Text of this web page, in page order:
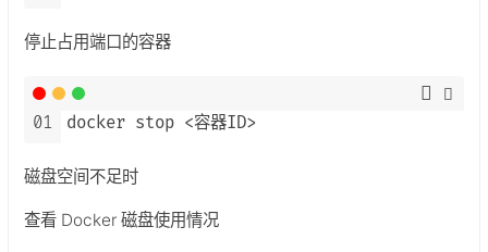
停止占用端口的容器
01 docker stop <容器ID>
磁盘空间不足时
查看 Docker 磁盘使用情况